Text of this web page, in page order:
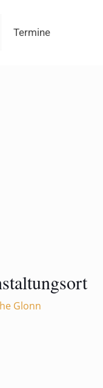
Termine
Glonn